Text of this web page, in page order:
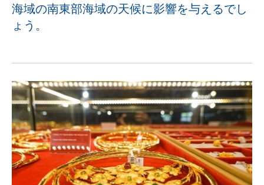
海域の南東部海域の天候に影響を与えるでし
ょう。